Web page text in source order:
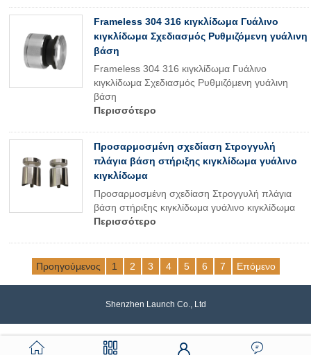
Frameless 304 316 κιγκλίδωμα Γυάλινο
κιγκλίδωμα Σχεδιασμός Ρυθμιζόμενη γυάλινη
βάση
Frameless 304 316 κιγκλίδωμα Γυάλινο
κιγκλίδωμα Σχεδιασμός Ρυθμιζόμενη γυάλινη
βάση
Περισσότερο
Προσαρμοσμένη σχεδίαση Στρογγυλή
πλάγια βάση στήριξης κιγκλίδωμα γυάλινο
κιγκλίδωμα
Προσαρμοσμένη σχεδίαση Στρογγυλή πλάγια
βάση στήριξης κιγκλίδωμα γυάλινο κιγκλίδωμα
Περισσότερο
Προηγούμενος 1 2 3 4 5 6 7 Επόμενο
Shenzhen Launch Co., Ltd